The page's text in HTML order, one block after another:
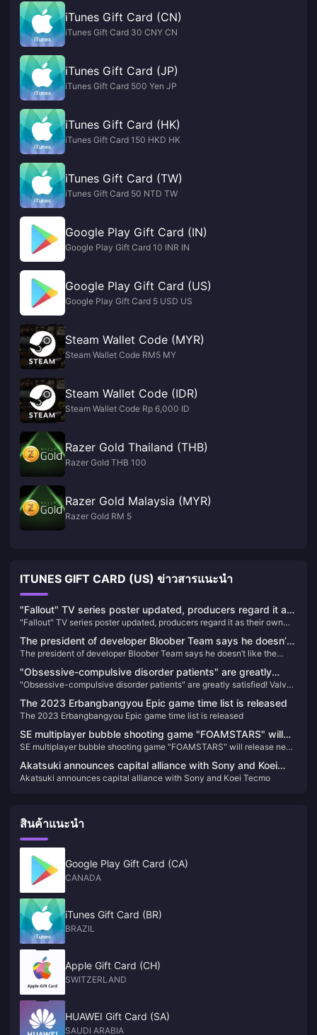
iTunes Gift Card (CN)
iTunes Gift Card 30 CNY CN
iTunes Gift Card (JP)
iTunes Gift Card 500 Yen JP
iTunes Gift Card (HK)
iTunes Gift Card 150 HKD HK
iTunes Gift Card (TW)
iTunes Gift Card 50 NTD TW
Google Play Gift Card (IN)
Google Play Gift Card 10 INR IN
Google Play Gift Card (US)
Google Play Gift Card 5 USD US
Steam Wallet Code (MYR)
Steam Wallet Code RM5 MY
Steam Wallet Code (IDR)
Steam Wallet Code Rp 6,000 ID
Razer Gold Thailand (THB)
Razer Gold THB 100
Razer Gold Malaysia (MYR)
Razer Gold RM 5
ITUNES GIFT CARD (US) ข่าวสารแนะนำ
"Fallout" TV series poster updated, producers regard it as
their own "Fallout 5"
"Fallout" TV series poster updated, producers regard it as their own
The president of developer Bloober Team says he doesn’t
like the trailer for Silent Hill 2 Remake
The president of developer Bloober Team says he doesn’t like the
"Obsessive-compulsive disorder patients" are greatly
satisfied! Valve silently gives players 1 point to make them
whole
"Obsessive-compulsive disorder patients" are greatly satisfied! Valve
The 2023 Erbangbangyou Epic game time list is released
The 2023 Erbangbangyou Epic game time list is released
SE multiplayer bubble shooting game "FOAMSTARS" will
release new information on January 16
SE multiplayer bubble shooting game "FOAMSTARS" will release new
Akatsuki announces capital alliance with Sony and Koei
Tecmo
Akatsuki announces capital alliance with Sony and Koei Tecmo
สินค้าแนะนำ
Google Play Gift Card (CA)
CANADA
iTunes Gift Card (BR)
BRAZIL
Apple Gift Card (CH)
SWITZERLAND
HUAWEI Gift Card (SA)
SAUDI ARABIA